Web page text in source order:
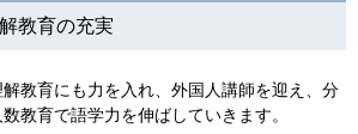
教育の充実
教育にも力を入れ、外国人講師を迎え、分
教育で語学力を伸ばしていきます。